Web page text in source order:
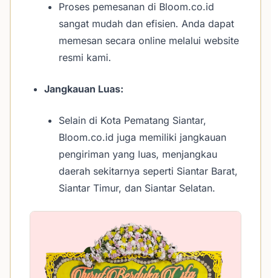
Proses pemesanan di Bloom.co.id
sangat mudah dan efisien. Anda dapat
memesan secara online melalui website
resmi kami.
Jangkauan Luas:
Selain di Kota Pematang Siantar,
Bloom.co.id juga memiliki jangkauan
pengiriman yang luas, menjangkau
daerah sekitarnya seperti Siantar Barat,
Siantar Timur, dan Siantar Selatan.